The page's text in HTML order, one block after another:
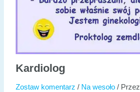
Kardiolog
Zostaw komentarz / Na wesoło/ Przez